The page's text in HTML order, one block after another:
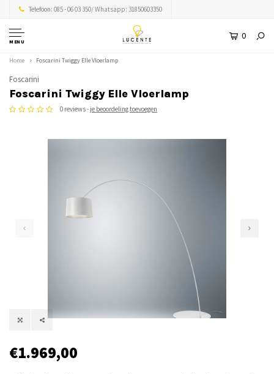
Telefoon: 085 - 06 03 350/ Whatsapp: 31850603350
MENU
0
Home Foscarini Twiggy Elle Vloerlamp
Foscarini
Foscarini Twiggy Elle Vloerlamp
0 reviews - je beoordeling toevoegen
€1.969,00